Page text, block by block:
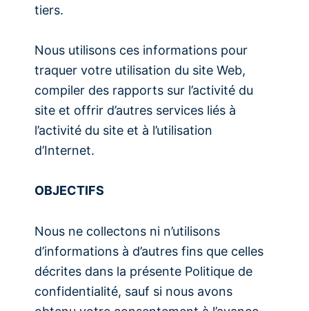
tiers.
Nous utilisons ces informations pour
traquer votre utilisation du site Web,
compiler des rapports sur l’activité du
site et offrir d’autres services liés à
l’activité du site et à l’utilisation
d’Internet.
OBJECTIFS
Nous ne collectons ni n’utilisons
d’informations à d’autres fins que celles
décrites dans la présente Politique de
confidentialité, sauf si nous avons